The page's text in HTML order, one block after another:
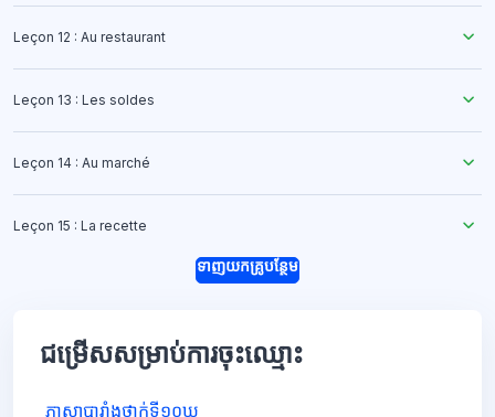
Leçon 12 : Au restaurant
Leçon 13 : Les soldes
Leçon 14 : Au marché
Leçon 15 : La recette
ទាញយកគ្រូបន្ថែម
ជម្រើសសម្រាប់ការចុះឈ្មោះ
ភាសាបារាំងថ្នាក់ទី១០ឃ